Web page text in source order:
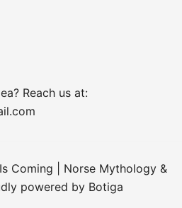
Reach us at:
Coming | Norse Mythology &
powered by Botiga